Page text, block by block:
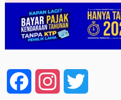
Facebook Instagram